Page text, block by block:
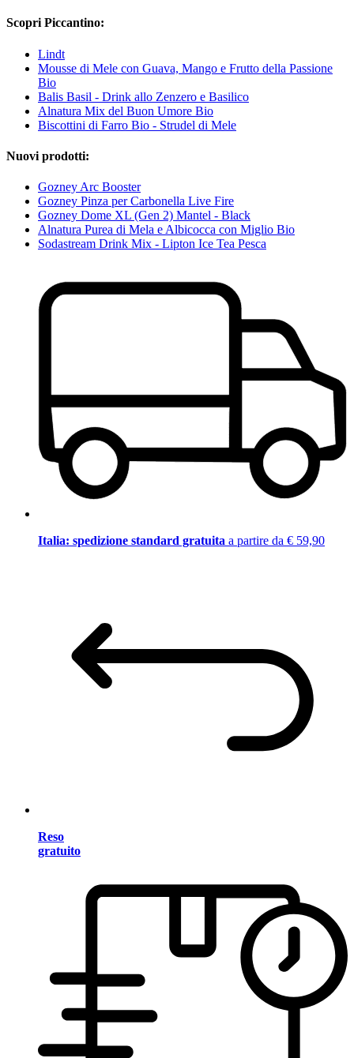
Scopri Piccantino:
Lindt
Mousse di Mele con Guava, Mango e Frutto della Passione
Bio
Balis Basil - Drink allo Zenzero e Basilico
Alnatura Mix del Buon Umore Bio
Biscottini di Farro Bio - Strudel di Mele
Nuovi prodotti:
Gozney Arc Booster
Gozney Pinza per Carbonella Live Fire
Gozney Dome XL (Gen 2) Mantel - Black
Alnatura Purea di Mela e Albicocca con Miglio Bio
Sodastream Drink Mix - Lipton Ice Tea Pesca
Italia: spedizione standard gratuita a partire da € 59,90
Reso
gratuito